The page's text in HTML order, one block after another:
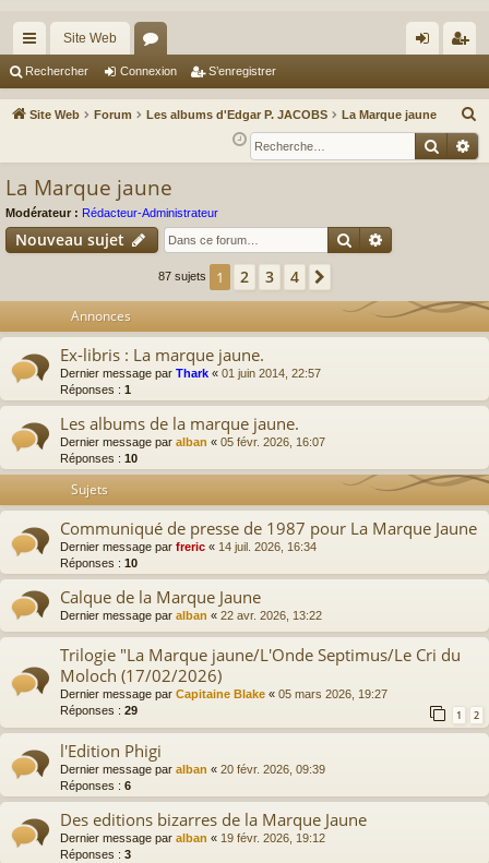
cc
ès
Site Web
or
u ne
xi
nr
eg
Rechercher Connexion S’enregistrer
Site Web Forum Les albums d'Edgar P. JACOBS La Marque jaune
e
c
e
r
La Marque jaune
Modérateur : Rédacteur-Administrateur
Nouveau sujet Rechercher
87 sujets 1 2 3 4
Annonces
Ex-libris : La marque jaune.
Dernier message par Thark « 01 juin 2014, 22:57
Réponses : 1
Les albums de la marque jaune.
Dernier message par alban « 05 févr. 2026, 16:07
Réponses : 10
Sujets
Communiqué de presse de 1987 pour La Marque Jaune
Dernier message par freric « 14 juil. 2026, 16:34
Réponses : 10
Calque de la Marque Jaune
Dernier message par alban « 22 avr. 2026, 13:22
Trilogie "La Marque jaune/L'Onde Septimus/Le Cri du
Moloch (17/02/2026)
Dernier message par Capitaine Blake « 05 mars 2026, 19:27
Réponses : 29 1 2
l'Edition Phigi
Dernier message par alban « 20 févr. 2026, 09:39
Réponses : 6
Des editions bizarres de la Marque Jaune
Dernier message par alban « 19 févr. 2026, 19:12
Réponses : 3